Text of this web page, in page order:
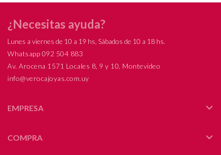
¿Necesitas ayuda?
Lunes a viernes de 10 a 19 hs, Sábados de 10 a 18 hs.
Whatsapp 092 504 883
Av. Arocena 1571 Locales 8, 9 y 10, Montevideo
info@verocajoyas.com.uy
EMPRESA
COMPRA